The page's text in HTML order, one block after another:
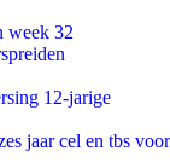
week 32
12-jarige
jaar cel en tbs voor